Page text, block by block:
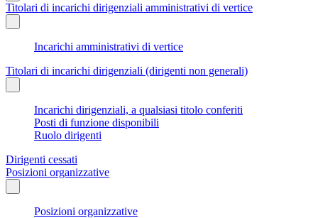
Titolari di incarichi dirigenziali amministrativi di vertice
Incarichi amministrativi di vertice
Titolari di incarichi dirigenziali (dirigenti non generali)
Incarichi dirigenziali, a qualsiasi titolo conferiti
Posti di funzione disponibili
Ruolo dirigenti
Dirigenti cessati
Posizioni organizzative
Posizioni organizzative